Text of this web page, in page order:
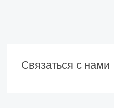
Связаться с нами